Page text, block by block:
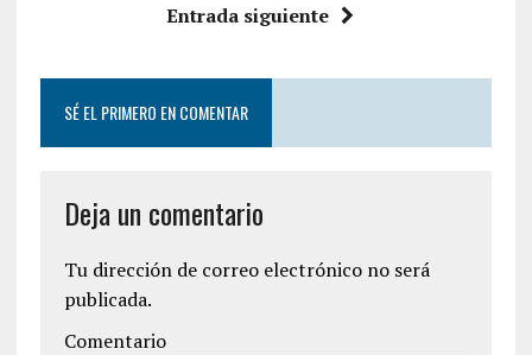
Entrada siguiente
SÉ EL PRIMERO EN COMENTAR
Deja un comentario
Tu dirección de correo electrónico no será
publicada.
Comentario